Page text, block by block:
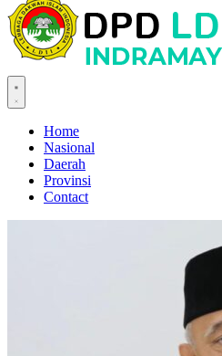
Home
Nasional
Daerah
Provinsi
Contact